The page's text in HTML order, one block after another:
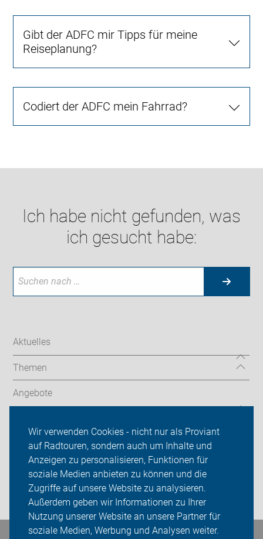
Wir verwenden Cookies - nicht nur als Proviant
auf Radtouren, sondern auch um Inhalte und
Anzeigen zu personalisieren, Funktionen für
soziale Medien anbieten zu können und die
Zugriffe auf unsere Website zu analysieren.
Außerdem geben wir Informationen zu Ihrer
Nutzung unserer Website an unsere Partner für
soziale Medien, Werbung und Analysen weiter.
Gibt der ADFC mir Tipps für meine
Reiseplanung?
Codiert der ADFC mein Fahrrad?
Ich habe nicht gefunden, was
ich gesucht habe:
Aktuelles
Themen
Angebote
Sei dabei
Presse
Login